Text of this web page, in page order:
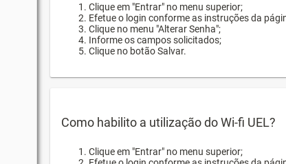
Clique em "Entrar" no menu superior;
Efetue o login conforme as instruções da
Clique no menu "Alterar Senha";
Informe os campos solicitados;
Clique no botão Salvar.
Como habilito a utilização do Wi-fi UEL?
Clique em "Entrar" no menu superior;